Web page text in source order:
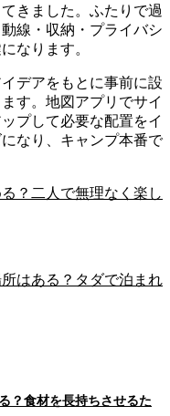
きました。ふたりで過
線・収納・プライバシ
なります。
デアをもとに事前に設
す。地図アプリでサイ
プして必要な配置をイ
なり、キャンプ本番で
？二人で無理なく楽し
はある？タダで泊まれ
？食材を長持ちさせるた